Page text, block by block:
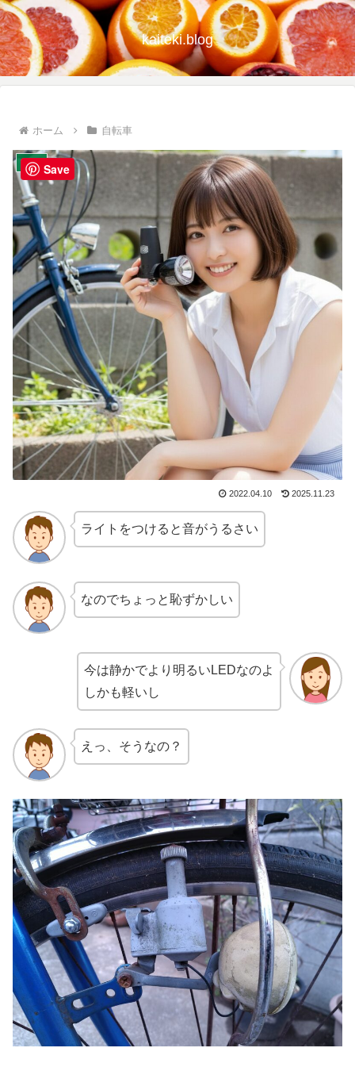
kaiteki.blog
ホーム 自転車
自転車
2022.04.10 2025.11.23
ライトをつけると音がうるさい
なのでちょっと恥ずかしい
今は静かでより明るいLEDなのよ
しかも軽いし
えっ、そうなの？
Save